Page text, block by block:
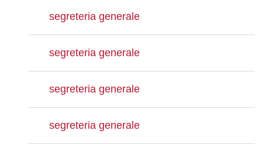
segreteria generale
segreteria generale
segreteria generale
segreteria generale